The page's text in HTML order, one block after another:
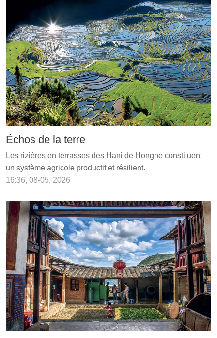
Échos de la terre
Les rizières en terrasses des Hani de Honghe constituent
un système agricole productif et résilient.
16:36, 08-05, 2026